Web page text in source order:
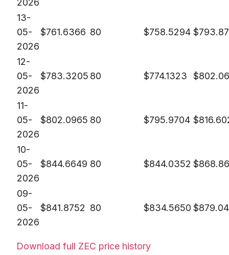
2026
13-
05-
2026
$761.6366 80 $758.5294 $
12-
05-
2026
$783.3205 80 $774.1323 $
11-
05-
2026
$802.0965 80 $795.9704 $
10-
05-
2026
$844.6649 80 $844.0352 $
09-
05-
2026
$841.8752 80 $834.5650 $
Download full ZEC price history